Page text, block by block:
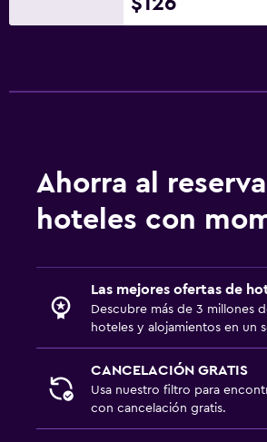
Servicio de habitaciones
Recepción 24 horas
Bañera de hidromasaje
Piscina al aire libre
Masajes
Ahorra al
hoteles con
Las mejores ofertas de
Descubre más de 3 millones
hoteles y alojamientos en un
CANCELACIÓN GRATIS
Usa nuestro filtro para
con cancelación gratis.